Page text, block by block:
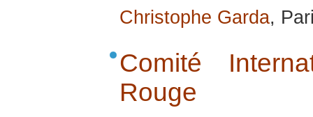
Christophe Garda,
Comité
Rouge